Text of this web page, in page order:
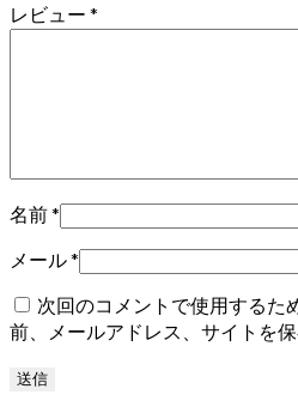
レビュー *
名前*
メール*
次回のコメントで使用するた
前、メールアドレス、サイトを保